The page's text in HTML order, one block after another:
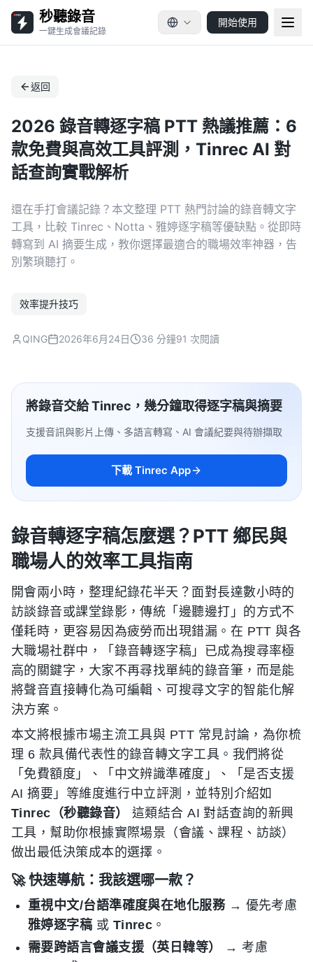
秒聽錄音
一鍵生成會議記錄
開始使用
返回
2026 錄音轉逐字稿 PTT 熱議推薦：6
款免費與高效工具評測，Tinrec AI 對
話查詢實戰解析
還在手打會議記錄？本文整理 PTT 熱門討論的錄音轉文字
工具，比較 Tinrec、Notta、雅婷逐字稿等優缺點。從即時
轉寫到 AI 摘要生成，教你選擇最適合的職場效率神器，告
別繁瑣聽打。
效率提升技巧
QING 2026年6月24日 36 分鐘91 次閱讀
將錄音交給 Tinrec，幾分鐘取得逐字稿與摘要
支援音訊與影片上傳、多語言轉寫、AI 會議紀要與待辦擷取
下載 Tinrec App
錄音轉逐字稿怎麼選？PTT 鄉民與
職場人的效率工具指南
開會兩小時，整理紀錄花半天？面對長達數小時的
訪談錄音或課堂錄影，傳統「邊聽邊打」的方式不
僅耗時，更容易因為疲勞而出現錯漏。在 PTT 與各
大職場社群中，「錄音轉逐字稿」已成為搜尋率極
高的關鍵字，大家不再尋找單純的錄音筆，而是能
將聲音直接轉化為可編輯、可搜尋文字的智能化解
決方案。
本文將根據市場主流工具與 PTT 常見討論，為你梳
理 6 款具備代表性的錄音轉文字工具。我們將從
「免費額度」、「中文辨識準確度」、「是否支援
AI 摘要」等維度進行中立評測，並特別介紹如
Tinrec（秒聽錄音）
這類結合 AI 對話查詢的新興
工具，幫助你根據實際場景（會議、課程、訪談）
做出最低決策成本的選擇。
🚀 快速導航：我該選哪一款？
重視中文/台語準確度與在地化服務→ 優先考慮
雅婷逐字稿 或 Tinrec 。
需要跨語言會議支援（英日韓等）
→ 考慮